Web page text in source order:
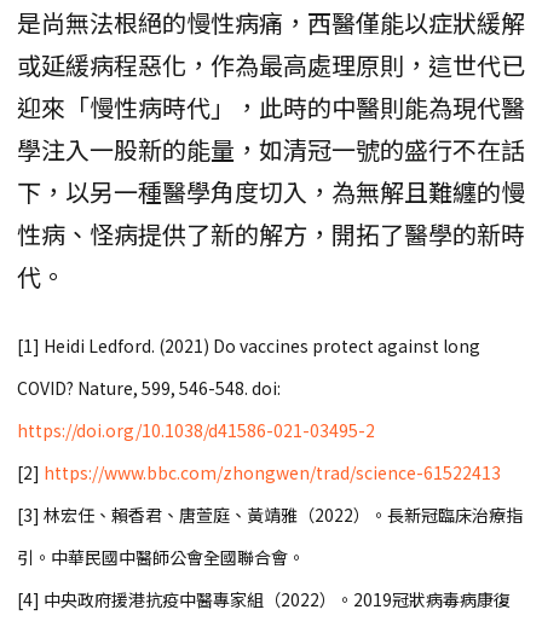
是尚無法根絕的慢性病痛，西醫僅能以症狀緩解
或延緩病程惡化，作為最高處理原則，這世代已
迎來「慢性病時代」，此時的中醫則能為現代醫
學注入一股新的能量，如清冠一號的盛行不在話
下，以另一種醫學角度切入，為無解且難纏的慢
性病、怪病提供了新的解方，開拓了醫學的新時
代。
[1] Heidi Ledford. (2021) Do vaccines protect against long
COVID? Nature, 599, 546-548. doi:
https://doi.org/10.1038/d41586-021-03495-2
[2] https://www.bbc.com/zhongwen/trad/science-61522413
[3] 林宏任、賴香君、唐萱庭、黃靖雅（2022）。長新冠臨床治療指
引。中華民國中醫師公會全國聯合會。
[4] 中央政府援港抗疫中醫專家組（2022）。2019冠狀病毒病康復